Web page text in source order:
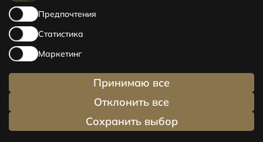
Предпочтения
Статистика
Маркетинг
Сохранить выбор
Отклонить все
Принимаю все